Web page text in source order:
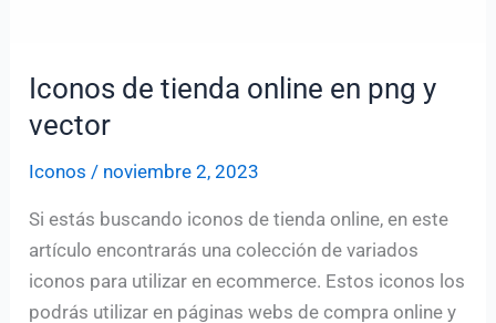
Iconos de tienda online en png y
vector
Iconos / noviembre 2, 2023
Si estás buscando iconos de tienda online, en este
artículo encontrarás una colección de variados
iconos para utilizar en ecommerce. Estos iconos los
podrás utilizar en páginas webs de compra online y